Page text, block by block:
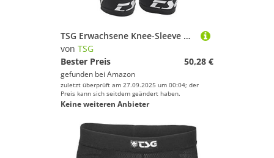
TSG Erwachsene Knee-Sleeve Dermis A Schützer, Black, L/XL
von TSG
Bester Preis
50,28 €
gefunden bei Amazon
zuletzt überprüft am 27.09.2025 um 00:04; der
Preis kann sich seitdem geändert haben.
Keine weiteren Anbieter